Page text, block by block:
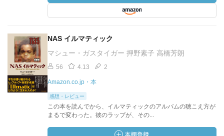
NAS イルマティック
マシュー・ガスタイガー 押野素子 高橋芳朗
56 4.13 2
Amazon.co.jp・本
感想・レビュー
この本を読んでから、イルマティックのアルバムの聴こえ方が
まるで変わった。彼のラップが、その...